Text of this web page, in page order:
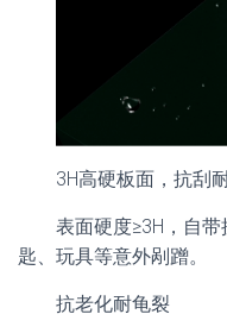
3H高硬板面，抗刮
表面硬度≥3H，自
匙、玩具等意外剐蹭。
抗老化耐龟裂